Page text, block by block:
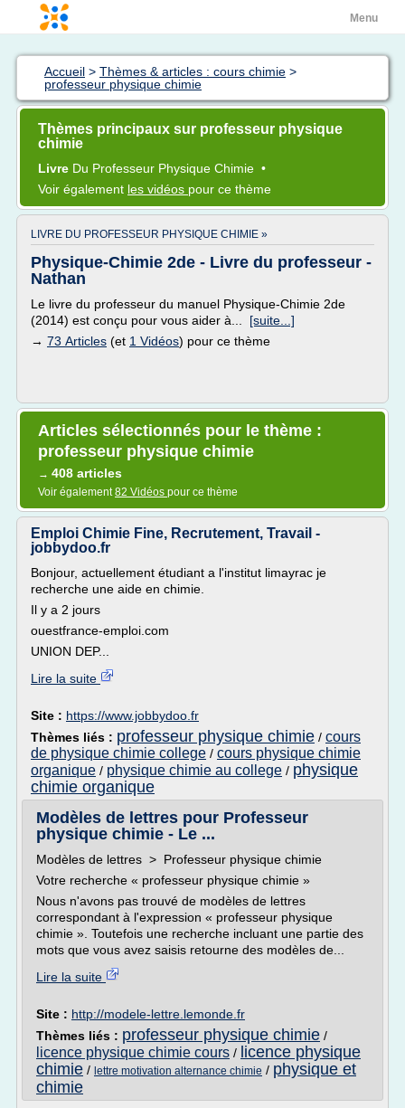
Menu
Accueil > Thèmes & articles : cours chimie >
professeur physique chimie
Thèmes principaux sur professeur physique
chimie
Livre Du Professeur Physique Chimie •
Voir également les vidéos pour ce thème
LIVRE DU PROFESSEUR PHYSIQUE CHIMIE »
Physique-Chimie 2de - Livre du professeur -
Nathan
Le livre du professeur du manuel Physique-Chimie 2de
(2014) est conçu pour vous aider à... [suite...]
→ 73 Articles (et 1 Vidéos) pour ce thème
Articles sélectionnés pour le thème :
professeur physique chimie
→ 408 articles
Voir également82 Vidéos pour ce thème
Emploi Chimie Fine, Recrutement, Travail -
jobbydoo.fr
Bonjour, actuellement étudiant a l'institut limayrac je
recherche une aide en chimie.
Il y a 2 jours
ouestfrance-emploi.com
UNION DEP...
Lire la suite
Site : https://www.jobbydoo.fr
Thèmes liés : professeur physique chimie / cours
de physique chimie college / cours physique chimie
organique / physique chimie au college / physique
chimie organique
Modèles de lettres pour Professeur
physique chimie - Le ...
Modèles de lettres > Professeur physique chimie
Votre recherche « professeur physique chimie »
Nous n'avons pas trouvé de modèles de lettres
correspondant à l'expression « professeur physique
chimie ». Toutefois une recherche incluant une partie des
mots que vous avez saisis retourne des modèles de...
Lire la suite
Site : http://modele-lettre.lemonde.fr
Thèmes liés : professeur physique chimie /
licence physique chimie cours / licence physique
chimie / lettre motivation alternance chimie / physique et
chimie